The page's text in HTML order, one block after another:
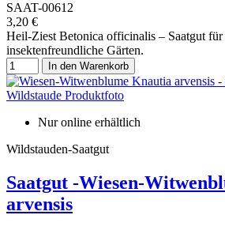
SAAT-00612
3,20 €
Heil-Ziest Betonica officinalis – Saatgut für
insektenfreundliche Gärten.
In den Warenkorb
Nur online erhältlich
Wildstauden-Saatgut
Saatgut -Wiesen-
arvensis